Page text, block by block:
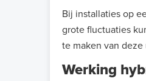
Bij installaties op
grote fluctuaties
te maken van
Werking